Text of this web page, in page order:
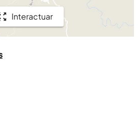
Interactuar